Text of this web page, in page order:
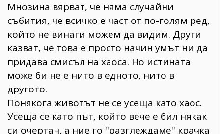
Мнозина вярват, че няма случайни
събития, че всичко е част от по-голям ред,
който не винаги можем да видим. Други
казват, че това е просто начин умът ни да
придава смисъл на хаоса. Но истината
може би не е нито в едното, нито в
другото.
Понякога животът не се усеща като хаос.
Усеща се като път, който вече е бил някак
си очертан, а ние го ''разглеждаме'' крачка